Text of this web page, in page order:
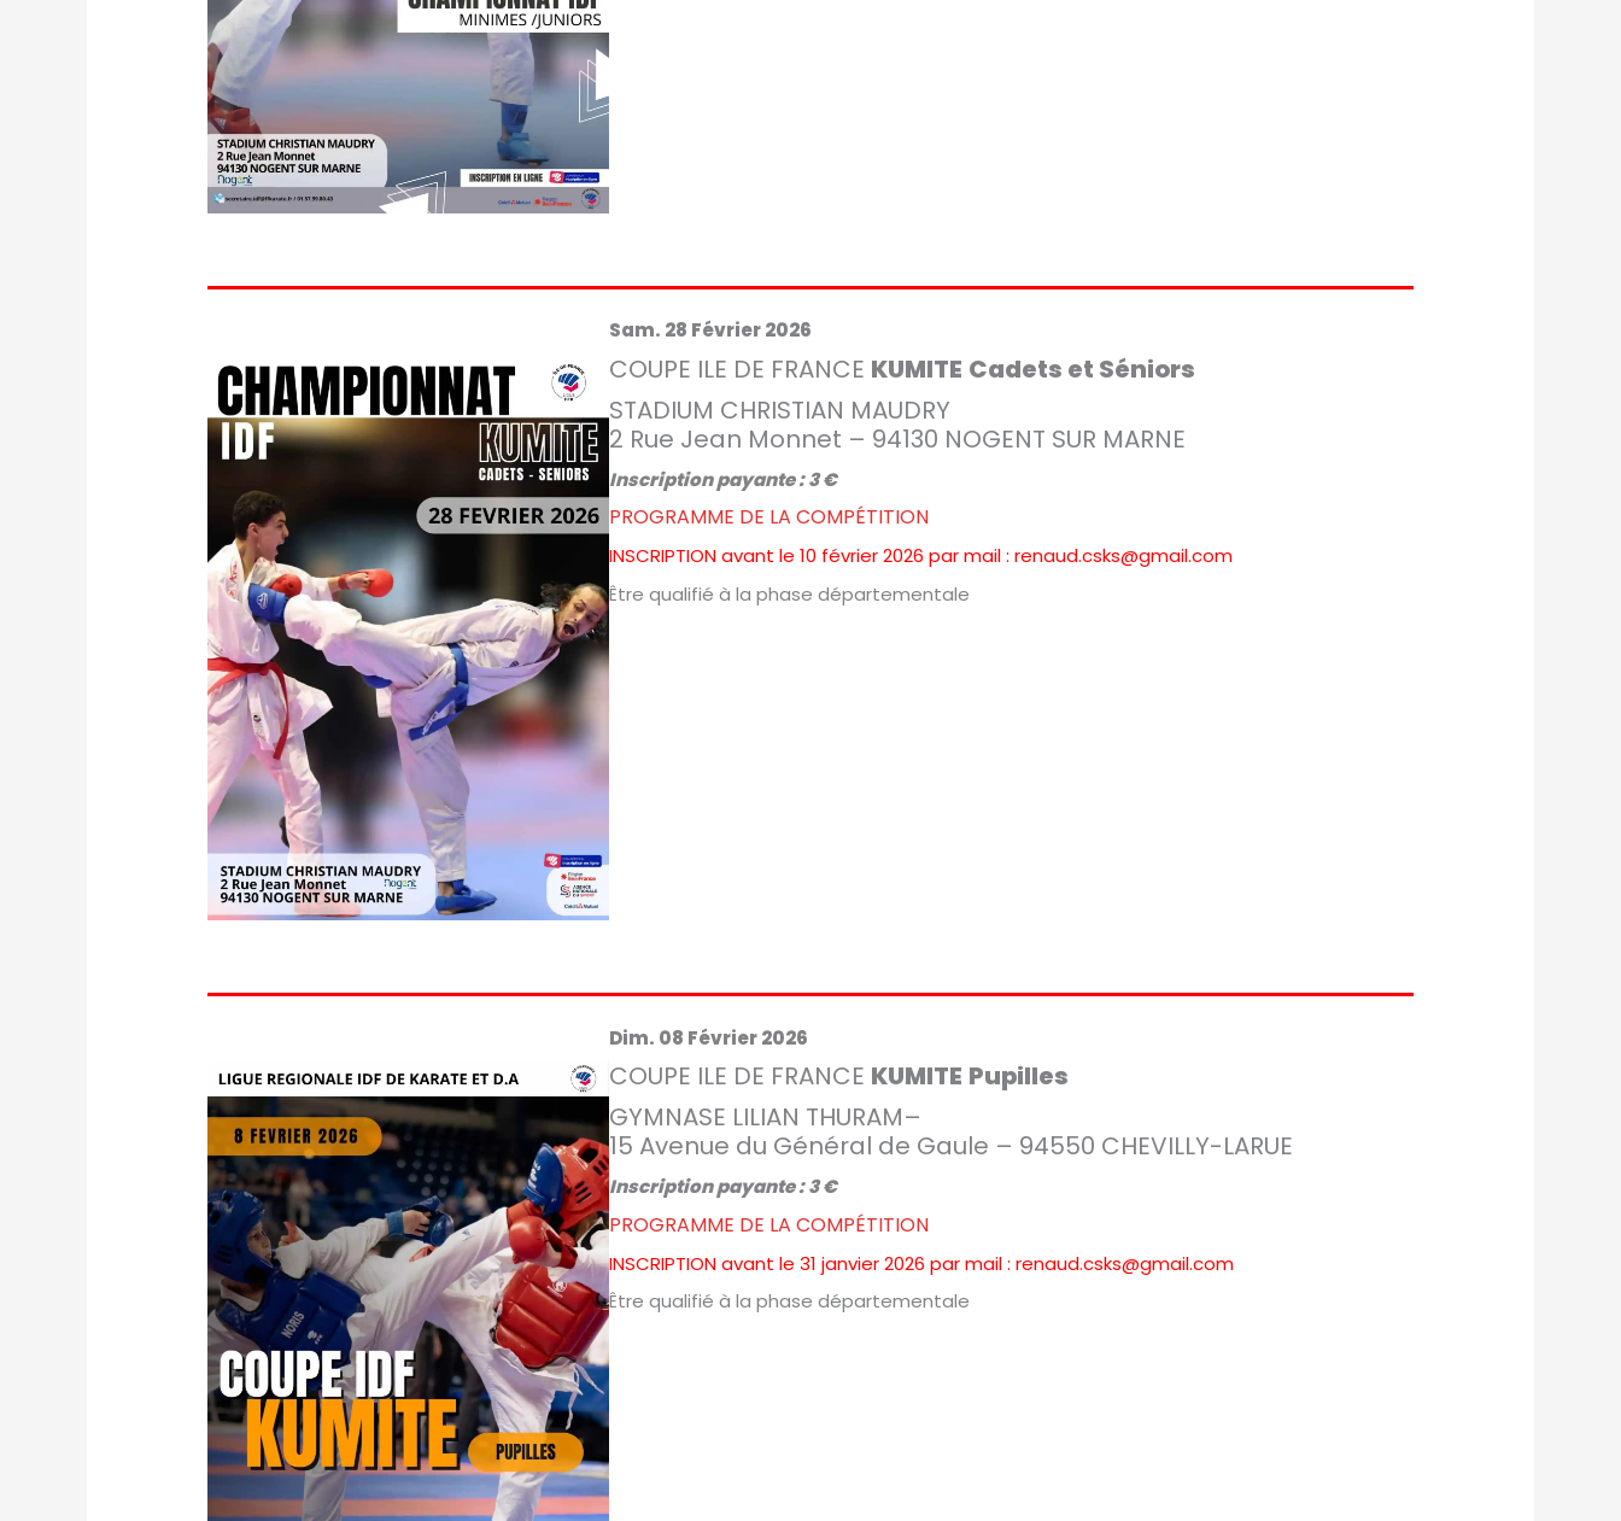
Sam. 28 Février 2026
COUPE ILE DE FRANCE KUMITE Cadets et Séniors
STADIUM CHRISTIAN MAUDRY
2 Rue Jean Monnet – 94130 NOGENT SUR MARNE
Inscription payante : 3 €
PROGRAMME DE LA COMPÉTITION
INSCRIPTION avant le 10 février 2026 par mail : renaud.csks@gmail.com
Être qualifié à la phase départementale
Dim. 08 Février 2026
COUPE ILE DE FRANCE KUMITE Pupilles
GYMNASE LILIAN THURAM–
15 Avenue du Général de Gaule – 94550 CHEVILLY-LARUE
Inscription payante : 3 €
PROGRAMME DE LA COMPÉTITION
INSCRIPTION avant le 31 janvier 2026 par mail : renaud.csks@gmail.com
Être qualifié à la phase départementale